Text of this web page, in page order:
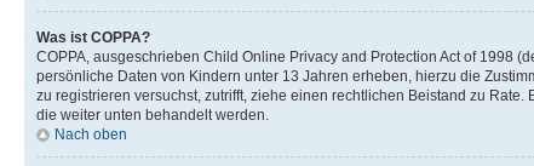
Was ist COPPA?
COPPA, ausgeschrieben Child Online Privacy and Protection Act of 1998
persönliche Daten von Kindern unter 13 Jahren erheben, hierzu die
zu registrieren versuchst, zutrifft, ziehe einen rechtlichen Beistand zu
die weiter unten behandelt werden.
Nach oben